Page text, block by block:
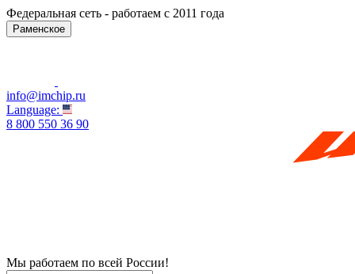
Федеральная сеть - работаем с 2011 года
Раменское
info@imchip.ru
Language:
8 800 550 36 90
Мы работаем по всей России!